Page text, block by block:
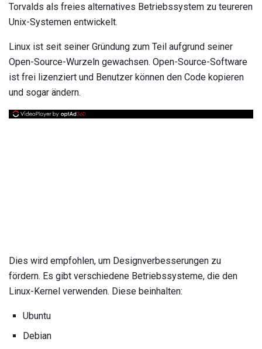
Torvalds als freies alternatives Betriebssystem zu teureren
Unix-Systemen entwickelt.
Linux ist seit seiner Gründung zum Teil aufgrund seiner
Open-Source-Wurzeln gewachsen. Open-Source-Software
ist frei lizenziert und Benutzer können den Code kopieren
und sogar ändern.
Dies wird empfohlen, um Designverbesserungen zu
fördern. Es gibt verschiedene Betriebssysteme, die den
Linux-Kernel verwenden. Diese beinhalten:
Ubuntu
Debian